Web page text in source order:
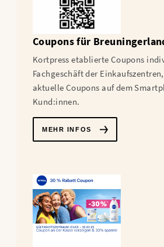
Coupons für
Kortpress etablierte Coupons
Fachgeschäft der
aktuelle Coupons auf dem
Kund:innen.
MEHR INFOS